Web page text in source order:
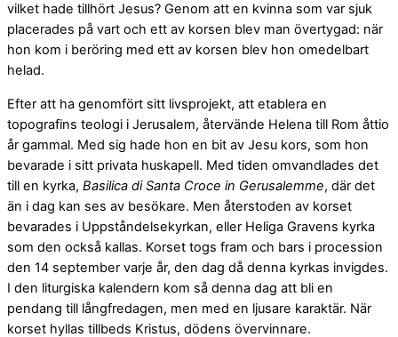
vilket hade tillhört Jesus? Genom att en kvinna som var sjuk
placerades på vart och ett av korsen blev man övertygad: när
hon kom i beröring med ett av korsen blev hon omedelbart
helad.
Efter att ha genomfört sitt livsprojekt, att etablera en
topografins teologi i Jerusalem, återvände Helena till Rom åttio
år gammal. Med sig hade hon en bit av Jesu kors, som hon
bevarade i sitt privata huskapell. Med tiden omvandlades det
till en kyrka, Basilica di Santa Croce in Gerusalemme, där det
än i dag kan ses av besökare. Men återstoden av korset
bevarades i Uppståndelsekyrkan, eller Heliga Gravens kyrka
som den också kallas. Korset togs fram och bars i procession
den 14 september varje år, den dag då denna kyrkas invigdes.
I den liturgiska kalendern kom så denna dag att bli en
pendang till långfredagen, men med en ljusare karaktär. När
korset hyllas tillbeds Kristus, dödens övervinnare.